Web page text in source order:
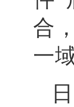
合
一